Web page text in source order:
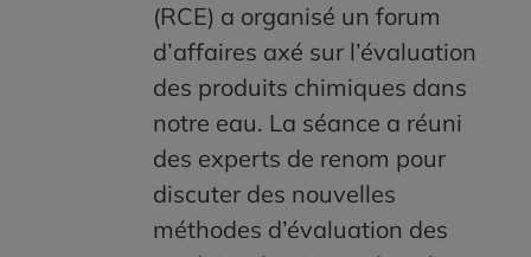
(RCE) a organisé un forum
d’affaires axé sur l’évaluation
des produits chimiques dans
notre eau. La séance a réuni
des experts de renom pour
discuter des nouvelles
méthodes d’évaluation des